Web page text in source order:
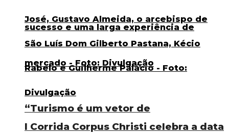
I Corrida Corpus Christi celebra a data
“Turismo é um vetor de